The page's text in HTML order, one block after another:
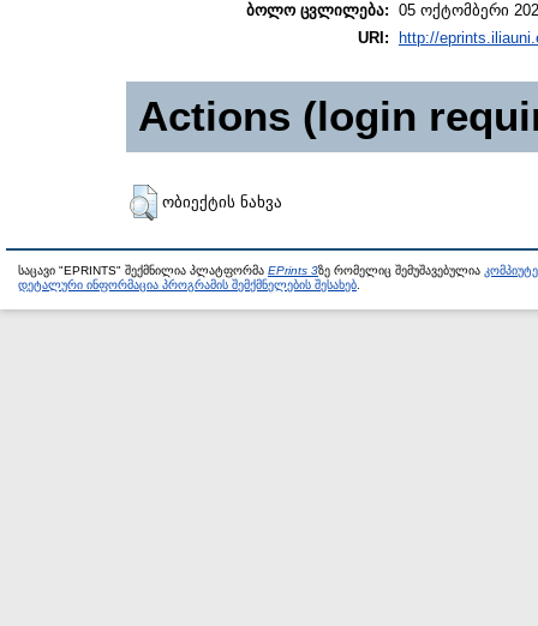
ბოლო ცვლილება: 05 ოქტომბერი
URI:
http://
Actions (login
ობიექტის ნახვა
საცავი "EPRINTS" შექმნილია პლატფორმა EPrints 3ზე რომელიც შემუშავებულია
დეტალური ინფორმაცია პროგრამის შემქმნელების შესახებ.